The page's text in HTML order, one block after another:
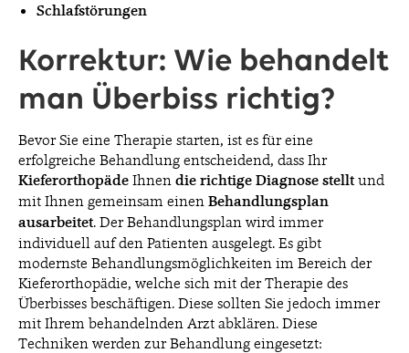
Schlafstörungen
Korrektur: Wie behandelt
man Überbiss richtig?
Bevor Sie eine Therapie starten, ist es für eine
erfolgreiche Behandlung entscheidend, dass Ihr
Kieferorthopäde Ihnen die richtige Diagnosestellt und
mit Ihnen gemeinsam einen Behandlungsplan
ausarbeitet. Der Behandlungsplan wird immer
individuell auf den Patienten ausgelegt. Es gibt
modernste Behandlungsmöglichkeiten im Bereich der
Kieferorthopädie, welche sich mit der Therapie des
Überbisses beschäftigen. Diese sollten Sie jedoch immer
mit Ihrem behandelnden Arzt abklären. Diese
Techniken werden zur Behandlung eingesetzt: